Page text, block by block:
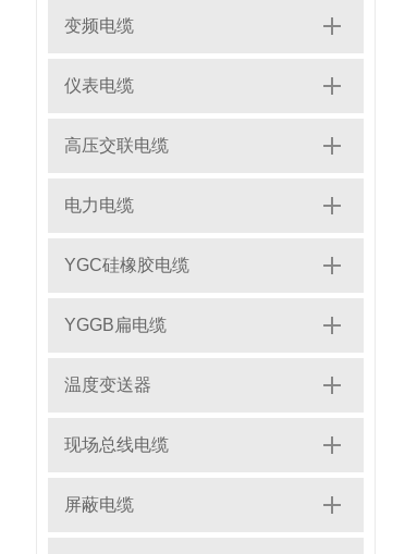
变频电缆
仪表电缆
高压交联电缆
电力电缆
YGC硅橡胶电缆
YGGB扁电缆
温度变送器
现场总线电缆
屏蔽电缆